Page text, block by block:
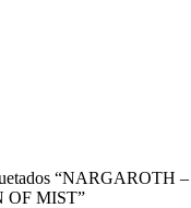
“NARGAROTH
OF MIST”